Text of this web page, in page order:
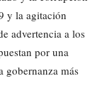
y la agitación
advertencia a los
por una
gobernanza más